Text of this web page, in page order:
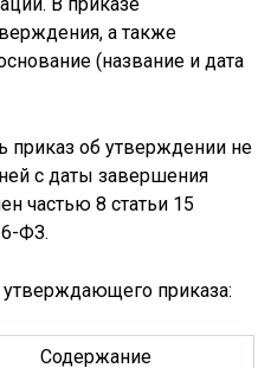
а также
(название и дата
приказ об утверждении не
с даты завершения
частью 8 статьи 15
ФЗ.
приказа:
Содержание